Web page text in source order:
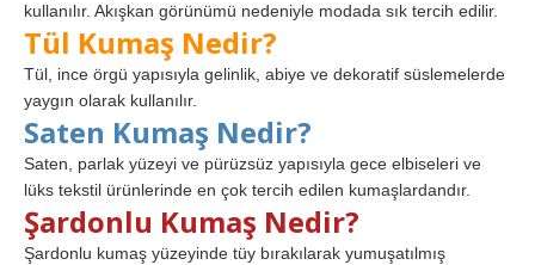
kullanılır. Akışkan görünümü nedeniyle modada sık tercih edilir.
Tül Kumaş Nedir?
Tül, ince örgü yapısıyla gelinlik, abiye ve dekoratif süslemelerde
yaygın olarak kullanılır.
Saten Kumaş Nedir?
Saten, parlak yüzeyi ve pürüzsüz yapısıyla gece elbiseleri ve
lüks tekstil ürünlerinde en çok tercih edilen kumaşlardandır.
Şardonlu Kumaş Nedir?
Şardonlu kumaş yüzeyinde tüy bırakılarak yumuşatılmış